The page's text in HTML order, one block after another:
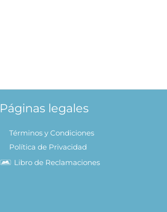
Páginas legales
Términos y Condiciones
Política de Privacidad
Libro de Reclamaciones